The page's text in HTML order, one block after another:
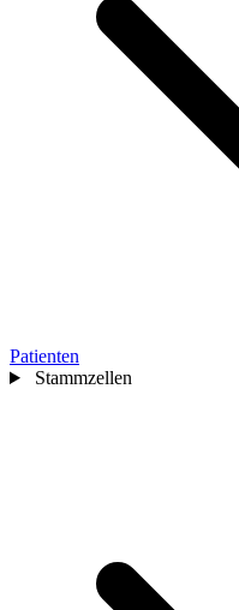
Patienten
Stammzellen